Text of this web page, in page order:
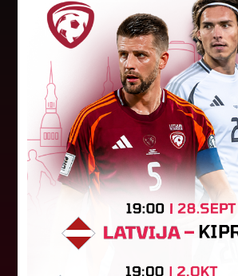
"Riga FC Women" beidz
vēsturisko eirokausu
Latvijas klubs "Riga FC Women"
Čempionu līgas kvalifikācijas otrajā
piekāpās Lietuvas "Gintra". Ar šo
klubam beidzās eirokausu...
08.